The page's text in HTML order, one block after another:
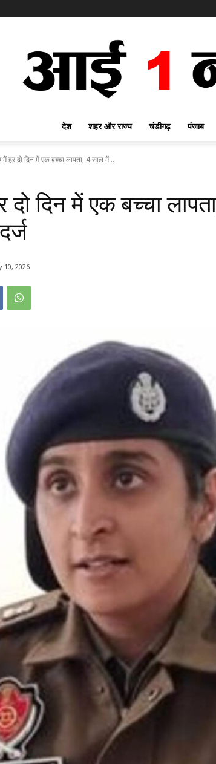
देश शहर और राज्य चंडीगढ़ पंजाब
में हर दो दिन में एक बच्चा लापता, 4 साल में...
दो दिन में एक बच्चा
10, 2026